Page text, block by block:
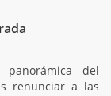
panorámica del
renunciar a las